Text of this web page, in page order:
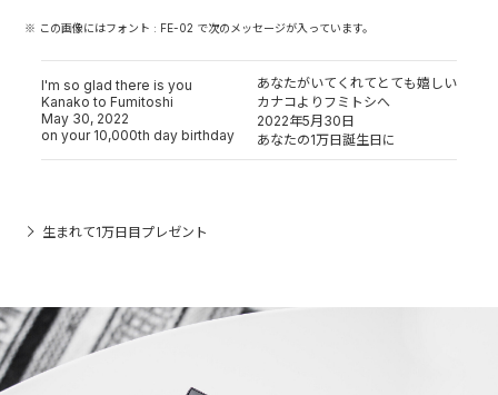
※ この画像にはフォント : FE-02 で次のメッセージが入っています。
I'm so glad there is you
Kanako to Fumitoshi
May 30, 2022
on your 10,000th day birthday
あなたがいてくれてとても嬉しい
カナコよりフミトシへ
2022年5月30日
あなたの1万日誕生日に
生まれて1万日目プレゼント